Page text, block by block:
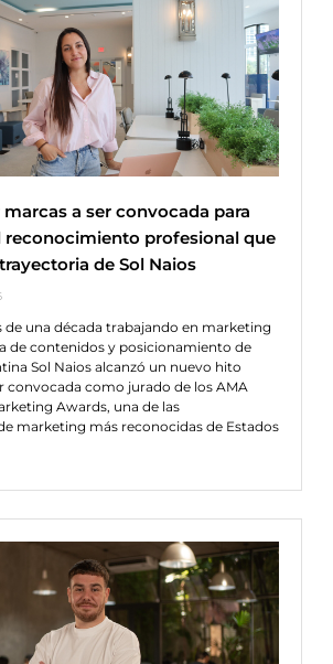
a ser convocada para
reconocimiento profesional que
de Sol Naios
de una década trabajando en marketing
de contenidos y posicionamiento de
Sol Naios alcanzó un nuevo hito
convocada como jurado de los AMA
Awards, una de las
marketing más reconocidas de Estados